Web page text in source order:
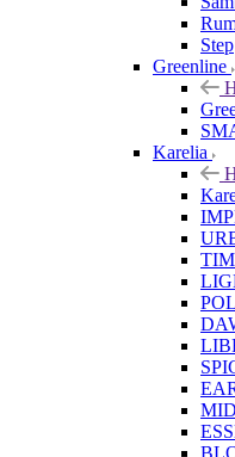
Step
Greenline
Karelia